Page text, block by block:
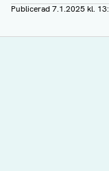
Publicerad7.1.2025 kl.